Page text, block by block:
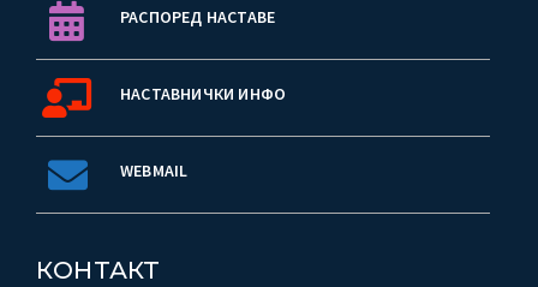
РАСПОРЕД НАСТАВЕ
НАСТАВНИЧКИ ИНФО
WEBMAIL
КОНТАКТ